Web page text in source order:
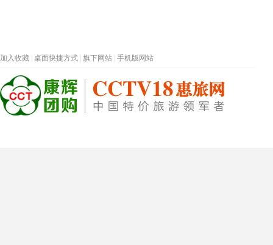
加入收藏 桌面快捷方式 旗下网站 手机版网站